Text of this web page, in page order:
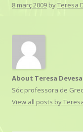
o
k
e A
p
8 març 2009 byTeresa
About Teresa
Sóc professora de
View all posts by